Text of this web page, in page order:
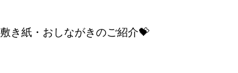
敷き紙・おしながきのご紹介💝